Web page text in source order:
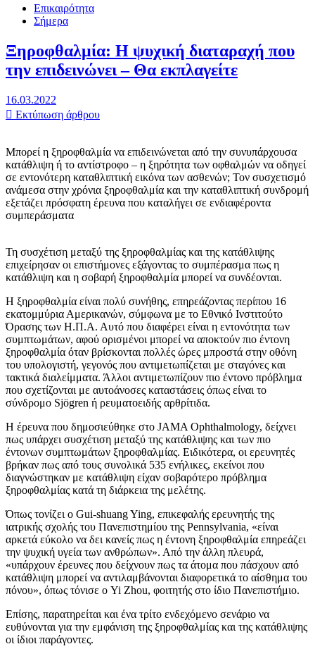
Επικαιρότητα
Σήμερα
Ξηροφθαλμία: Η ψυχική διαταραχή που
την επιδεινώνει – Θα εκπλαγείτε
16.03.2022
Εκτύπωση άρθρου
Μπορεί η ξηροφθαλμία να επιδεινώνεται από την συνυπάρχουσα
κατάθλιψη ή το αντίστροφο – η ξηρότητα των οφθαλμών να οδηγεί
σε εντονότερη καταθλιπτική εικόνα των ασθενών; Τον συσχετισμό
ανάμεσα στην χρόνια ξηροφθαλμία και την καταθλιπτική συνδρομή
εξετάζει πρόσφατη έρευνα που καταλήγει σε ενδιαφέροντα
συμπεράσματα
Τη συσχέτιση μεταξύ της ξηροφθαλμίας και της κατάθλιψης
επιχείρησαν οι επιστήμονες εξάγοντας το συμπέρασμα πως η
κατάθλιψη και η σοβαρή ξηροφθαλμία μπορεί να συνδέονται.
Η ξηροφθαλμία είναι πολύ συνήθης, επηρεάζοντας περίπου 16
εκατομμύρια Αμερικανών, σύμφωνα με το Εθνικό Ινστιτούτο
Όρασης των Η.Π.Α. Αυτό που διαφέρει είναι η εντονότητα των
συμπτωμάτων, αφού ορισμένοι μπορεί να αποκτούν πιο έντονη
ξηροφθαλμία όταν βρίσκονται πολλές ώρες μπροστά στην οθόνη
του υπολογιστή, γεγονός που αντιμετωπίζεται με σταγόνες και
τακτικά διαλείμματα. Άλλοι αντιμετωπίζουν πιο έντονο πρόβλημα
που σχετίζονται με αυτοάνοσες καταστάσεις όπως είναι το
σύνδρομο Sjögren ή ρευματοειδής αρθρίτιδα.
Η έρευνα που δημοσιεύθηκε στο JAMA Ophthalmology, δείχνει
πως υπάρχει συσχέτιση μεταξύ της κατάθλιψης και των πιο
έντονων συμπτωμάτων ξηροφθαλμίας. Ειδικότερα, οι ερευνητές
βρήκαν πως από τους συνολικά 535 ενήλικες, εκείνοι που
διαγνώστηκαν με κατάθλιψη είχαν σοβαρότερο πρόβλημα
ξηροφθαλμίας κατά τη διάρκεια της μελέτης.
Όπως τονίζει ο Gui-shuang Ying, επικεφαλής ερευνητής της
ιατρικής σχολής του Πανεπιστημίου της Pennsylvania, «είναι
αρκετά εύκολο να δει κανείς πως η έντονη ξηροφθαλμία επηρεάζει
την ψυχική υγεία των ανθρώπων». Από την άλλη πλευρά,
«υπάρχουν έρευνες που δείχνουν πως τα άτομα που πάσχουν από
κατάθλιψη μπορεί να αντιλαμβάνονται διαφορετικά το αίσθημα του
πόνου», όπως τόνισε ο Yi Zhou, φοιτητής στο ίδιο Πανεπιστήμιο.
Επίσης, παρατηρείται και ένα τρίτο ενδεχόμενο σενάριο να
ευθύνονται για την εμφάνιση της ξηροφθαλμίας και της κατάθλιψης
οι ίδιοι παράγοντες.